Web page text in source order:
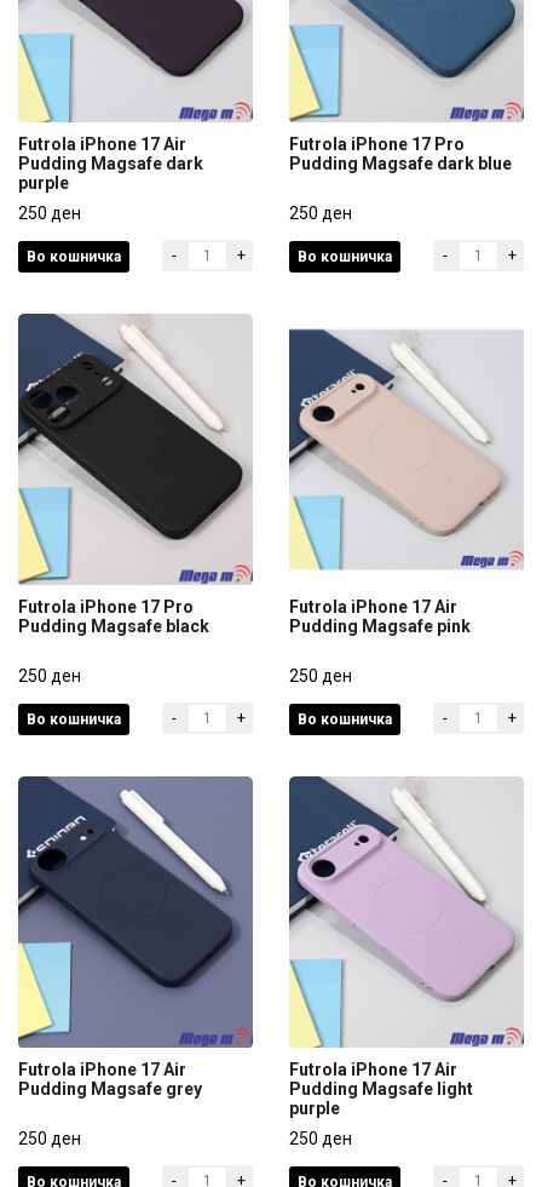
Futrola iPhone 17 Air
Pudding Magsafe dark
250 ден
Futrola iPhone 17 Air
Pudding Magsafe dark
purple
250 ден
Во кошничка - +
Pudding Magsafe dark blue
250 ден
Futrola iPhone 17 Pro
Pudding Magsafe dark blue
250 ден
Во кошничка - +
Pudding Magsafe black
250 ден
Futrola iPhone 17 Pro
Pudding Magsafe black
250 ден
Во кошничка - +
Pudding Magsafe pink
250 ден
Futrola iPhone 17 Air
Pudding Magsafe pink
250 ден
Во кошничка - +
Pudding Magsafe grey
Futrola iPhone 17 Air
Pudding Magsafe grey
250 ден
Во кошничка - +
Futrola iPhone 17 Air
Pudding Magsafe light
Futrola iPhone 17 Air
Pudding Magsafe light
purple
250 ден
Во кошничка - +